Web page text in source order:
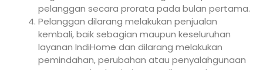
pelanggan secara prorata pada bulan pertama.
Pelanggan dilarang melakukan penjualan
kembali, baik sebagian maupun keseluruhan
layanan IndiHome dan dilarang melakukan
pemindahan, perubahan atau penyalahgunaan